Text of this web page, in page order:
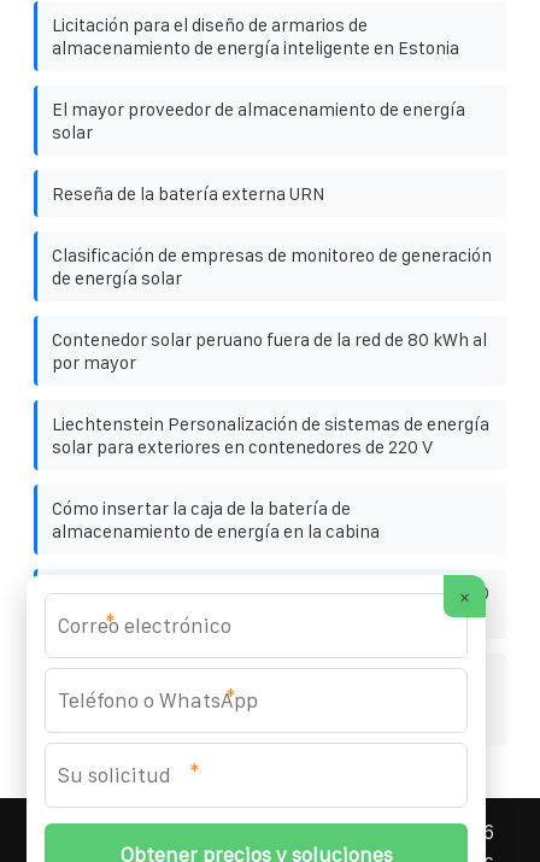
Licitación para el diseño de armarios de
almacenamiento de energía inteligente en Estonia
El mayor proveedor de almacenamiento de energía
solar
Reseña de la batería externa URN
Clasificación de empresas de monitoreo de generación
de energía solar
Contenedor solar peruano fuera de la red de 80 kWh al
por mayor
Liechtenstein Personalización de sistemas de energía
solar para exteriores en contenedores de 220 V
Cómo insertar la caja de la batería de
almacenamiento de energía en la cabina
Armario de almacenamiento de energía Astaná de 150
pies para uso en aeropuertos
vehículos de almacenamiento de energía de
ASNEF ENERGY STORAGE CONTAINER
2026
×
*
*
*